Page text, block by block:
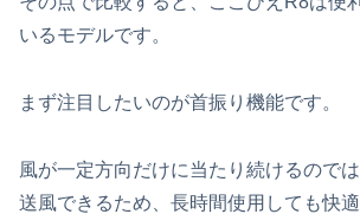
いるモデルです。
まず注目したいのが首振り機能です。
風が一定方向だけに当たり続けるので
送風できるため、長時間使用しても快